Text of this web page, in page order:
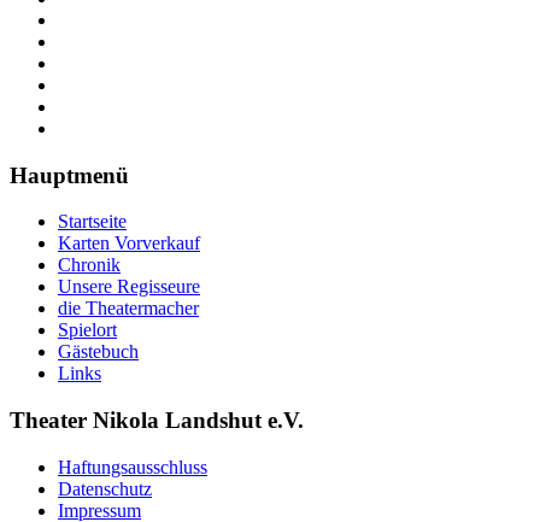
Hauptmenü
Startseite
Karten Vorverkauf
Chronik
Unsere Regisseure
die Theatermacher
Spielort
Gästebuch
Links
Theater Nikola Landshut e.V.
Haftungsausschluss
Datenschutz
Impressum